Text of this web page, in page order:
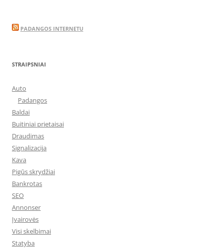
PADANGOS INTERNETU
STRAIPSNIAI
Auto
Padangos
Baldai
Buitiniai prietaisai
Draudimas
Signalizacija
Kava
Pigūs skrydžiai
Bankrotas
SEO
Annonser
Įvairovės
Visi skelbimai
Statyba